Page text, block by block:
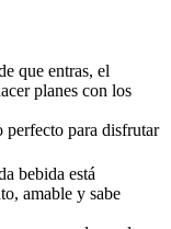
que entras, el
planes con los
para disfrutar
bebida está
amable y sabe